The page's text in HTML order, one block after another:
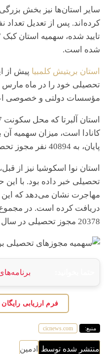
سایر استان‌ها نیز بخش
کرده‌اند. پس از تعدیل
شده است.
استان بریتیش کلمبیا
تحصیلی خود را در ماه مارس
مؤسسات دولتی و خصوصی
پایان، به 40894 نفر مجوز تحصیل خواهد داد.
تحصیلی خبر داده بود. با این
دریافت کرده است. در
20378 مجوز تحصیلی در سال 2024 دارد.
فرم ارزیابی رایگان
منبع: cicnews.com
منتشر شده توسط ادمین